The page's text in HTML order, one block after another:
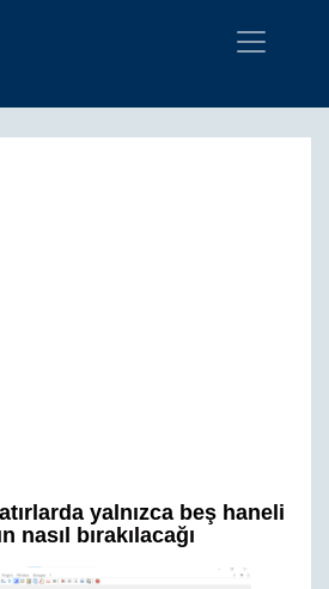
yalnızca beş haneli
nasıl bırakılacağı